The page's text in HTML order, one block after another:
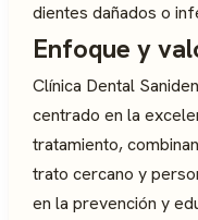
dientes dañados o
Enfoque y
Clínica Dental
centrado en la
tratamiento,
trato cercano y
en la prevención y